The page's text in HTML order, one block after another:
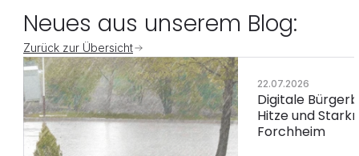
Neues aus unserem Blog:
Zurück zur Übersicht
22.07.2026
Digitale
Hitze und
Forchheim